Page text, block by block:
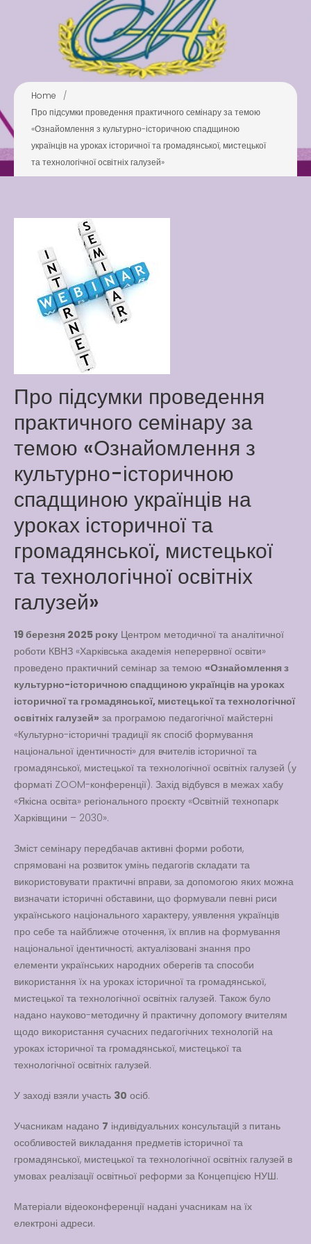
Pool
Play is Our Brain’s Favorite
Latter match class
Kiddie
Kiddie
Вакансії
Вакансії,Публічна
інформація
Читати далі
Home
/
Про підсумки проведення практичного семінару за темою
«Ознайомлення з культурно-історичною спадщиною
українців на уроках історичної та громадянської, мистецької
та технологічної освітніх галузей»
Про підсумки проведення
практичного семінару за
темою «Ознайомлення з
культурно-історичною
спадщиною українців на
уроках історичної та
громадянської, мистецької
та технологічної освітніх
галузей»
19 березня 2025 року Центром методичної та аналітичної
роботи КВНЗ «Харківська академія неперервної освіти»
проведено практичний семінар за темою «Ознайомлення з
культурно-історичною спадщиною українців на уроках
історичної та громадянської, мистецької та технологічної
освітніх галузей» за програмою педагогічної майстерні
«Культурно-історичні традиції як спосіб формування
національної ідентичності» для вчителів історичної та
громадянської, мистецької та технологічної освітніх галузей (у
форматі ZOOM-конференції). Захід відбувся в межах хабу
«Якісна освіта» регіонального проєкту «Освітній технопарк
Харківщини – 2030».
Зміст семінару передбачав активні форми роботи,
спрямовані на розвиток умінь педагогів складати та
використовувати практичні вправи, за допомогою яких можна
визначати історичні обставини, що формували певні риси
українського національного характеру, уявлення українців
про себе та найближче оточення, їх вплив на формування
національної ідентичності; актуалізовані знання про
елементи українських народних оберегів та способи
використання їх на уроках історичної та громадянської,
мистецької та технологічної освітніх галузей. Також було
надано науково-методичну й практичну допомогу вчителям
щодо використання сучасних педагогічних технологій на
уроках історичної та громадянської, мистецької та
технологічної освітніх галузей.
У заході взяли участь 30 осіб.
Учасникам надано 7 індивідуальних консультацій з питань
особливостей викладання предметів історичної та
громадянської, мистецької та технологічної освітніх галузей в
умовах реалізації освітньої реформи за Концепцією НУШ.
Матеріали відеоконференції надані учасникам на їх
електроні адреси.